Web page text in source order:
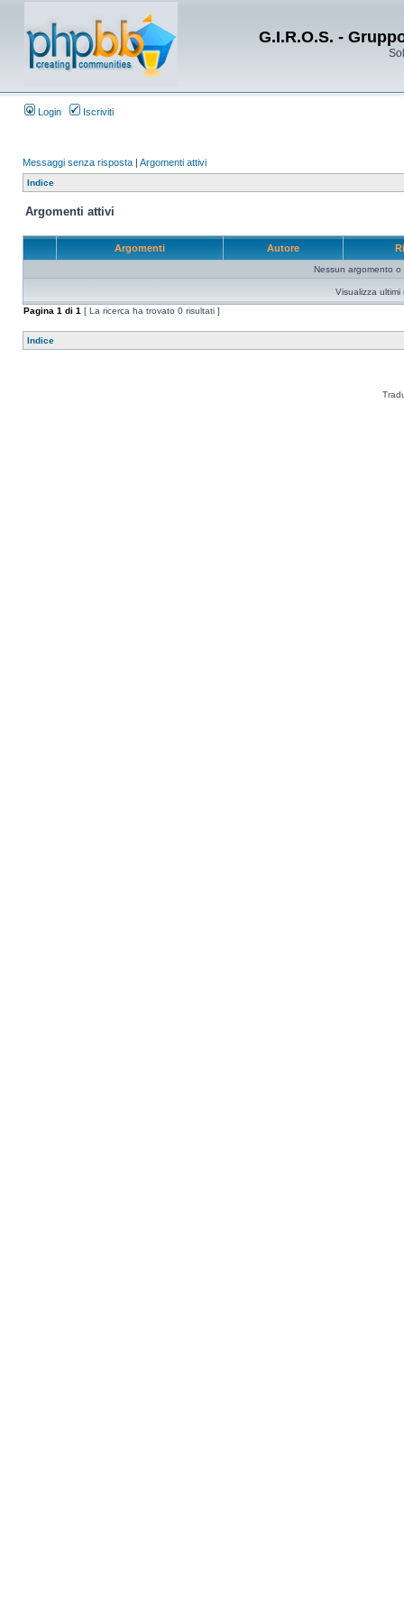
G.I.R.O.S. -
Login Iscriviti
Messaggi senza risposta | Argomenti attivi
Indice
Argomenti attivi
Argomenti Autore
Nessun argomento o
Visualizza ultimi
Pagina 1 di 1 [ La ricerca ha trovato 0 risultati ]
Indice